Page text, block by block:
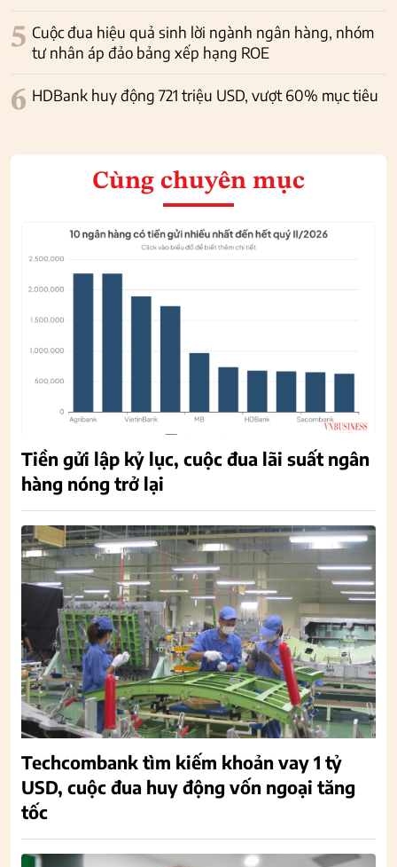
5 Cuộc đua hiệu quả sinh lời ngành ngân hàng, nhóm
tư nhân áp đảo bảng xếp hạng ROE
6 HDBank huy động 721 triệu USD, vượt 60% mục tiêu
Cùng chuyên mục
Tiền gửi lập kỷ lục, cuộc đua lãi suất ngân
hàng nóng trở lại
Techcombank tìm kiếm khoản vay 1 tỷ
USD, cuộc đua huy động vốn ngoại tăng
tốc